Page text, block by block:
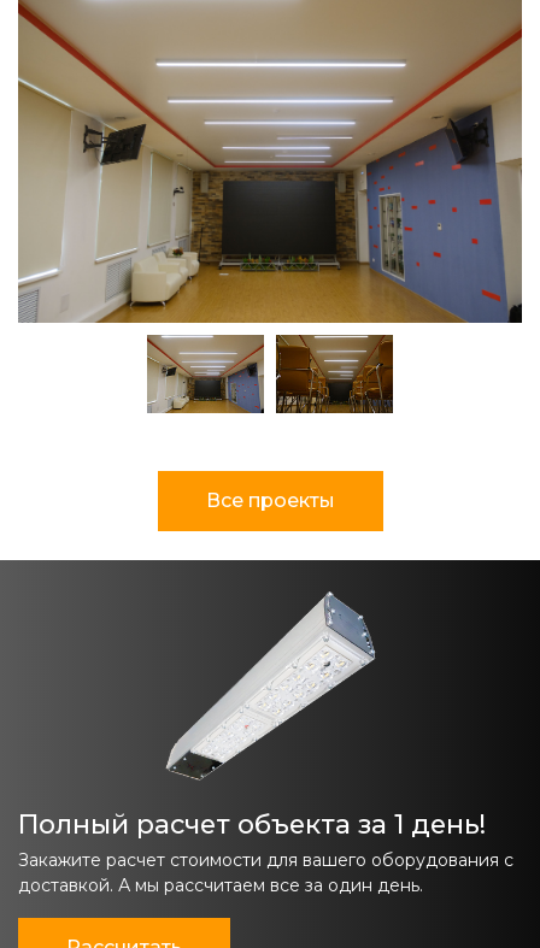
Все проекты
Полный расчет объекта за 1 день!
Закажите расчет стоимости для вашего оборудования с
доставкой. А мы рассчитаем все за один день.